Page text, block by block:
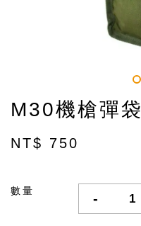
M30機槍彈袋
NT$ 750
數量 -